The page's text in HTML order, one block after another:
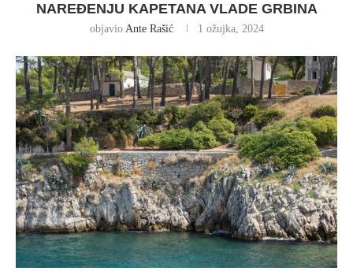
NAREĐENJU KAPETANA VLADE GRBINA
objavio Ante Rašić 1 ožujka, 2024